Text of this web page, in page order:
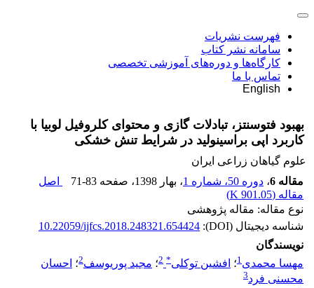
فهرست نشریات
سامانه نشر کتاب
کارگاه‌ها و دوره‌های آموزشی تخصصی
تماس با ما
English
بهبود فتوسنتز، تبادلات گازی و محتوای کلروفیل لوبیا با
کاربرد اپی براسینولید در شرایط تنش خشکی
علوم گیاهان زراعی ایران
مقاله 6
، دوره 50، شماره 1 ، بهار 1398 ، صفحه 71-83
اصل
مقاله (901.05 K
)
نوع مقاله: مقاله پژوهشی
شناسه دیجیتال (DOI):
10.22059/ijfcs.2018.248321.654424
نویسندگان
مهسا محمدی1؛ افشین توکلی*
2؛ مجید پوریوسف2؛ احسان
محسنی فرد3